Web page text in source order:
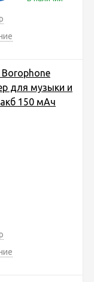
для музыки и
150 мАч